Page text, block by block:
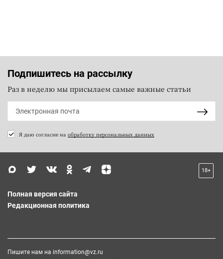
Подпишитесь на рассылку
Раз в неделю мы присылаем самые важные статьи
Я даю согласие на обработку персональных данных
18+
Полная версия сайта
Редакционная политика
Пишите нам на information@vz.ru